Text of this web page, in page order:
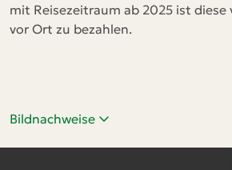
mit Reisezeitraum ab 2025 ist diese
vor Ort zu bezahlen.
Bildnachweise